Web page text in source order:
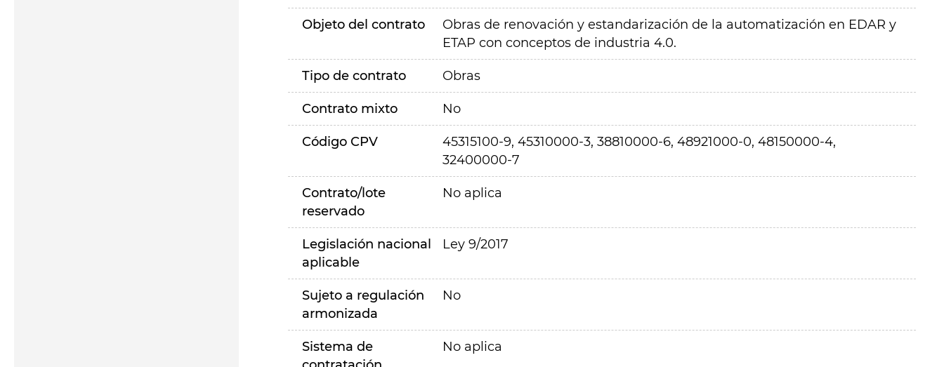
Objeto del contrato
Obras de renovación y estandarización de la automatización en EDAR y
ETAP con conceptos de industria 4.0.
Tipo de contrato Obras
Contrato mixto No
Código CPV
45315100-9, 45310000-3, 38810000-6, 48921000-0, 48150000-4,
32400000-7
Contrato/lote
reservado
No aplica
Legislación nacional
aplicable
Ley 9/2017
Sujeto a regulación
armonizada
No
Sistema de
No aplica